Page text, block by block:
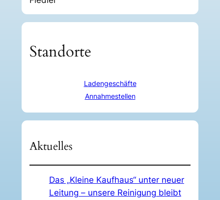
Standorte
Ladengeschäfte
Annahmestellen
Aktuelles
Das „Kleine Kaufhaus“ unter neuer
Leitung – unsere Reinigung bleibt